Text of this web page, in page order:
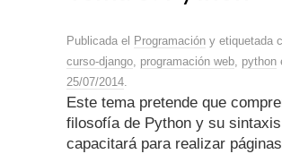
Publicada el Programación y etiquetada
curso-django, programación web, python
25/07/2014.
Este tema pretende que
filosofía de Python y su
capacitará para realizar